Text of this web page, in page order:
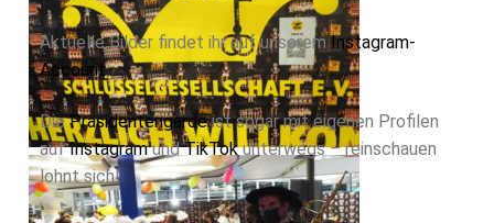
Aktuelle Bilder findet ihr auf unseremInstagram-
Account.
DiePräsidentengardeist sogar mit eigenen Profilen
aufInstagramundTikTokunterwegs – reinschauen
lohnt sich!